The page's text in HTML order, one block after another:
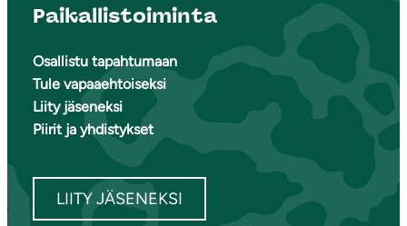
Paikallistoiminta
Osallistu tapahtumaan
Tule vapaaehtoiseksi
Liity jäseneksi
Piirit ja yhdistykset
LIITY JÄSENEKSI